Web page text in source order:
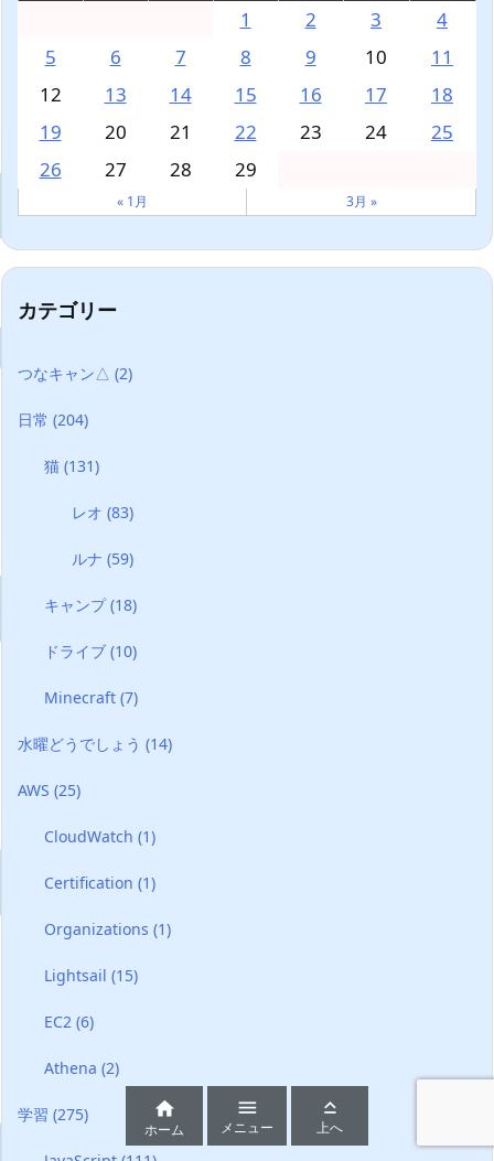
1
2 3
4
5
6 7 8 9 10
11
12
13 14 15 16 17
18
19
20 21 22 23 24
25
26
27 28 29
« 1月 3月 »
カテゴリー
つなキャン△ (2)
日常 (204)
猫(131)
レオ (83)
ルナ (59)
キャンプ(18)
ドライブ(10)
Minecraft(7)
水曜どうでしょう (14)
AWS (25)
CloudWatch(1)
Certification(1)
Organizations(1)
Lightsail(15)
EC2(6)
Athena(2)
学習 (275) 
ホーム

メニュー

上へ